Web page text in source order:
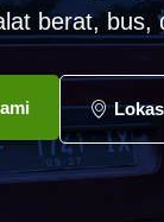
berat, bus,